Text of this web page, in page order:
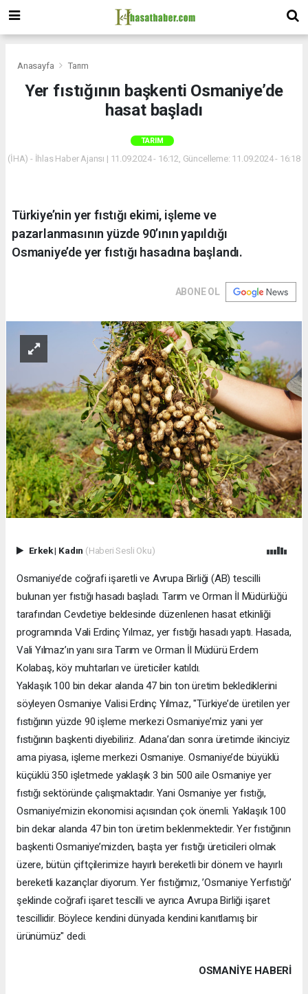
Anasayfa Tarım
Yer fıstığının başkenti Osmaniye’de
hasat başladı
TARIM
(İHA) - İhlas Haber Ajansı | 11.09.2024 - 16:12, Güncelleme: 11.09.2024 - 16:18
Türkiye’nin yer fıstığı ekimi, işleme ve
pazarlanmasının yüzde 90’ının yapıldığı
Osmaniye’de yer fıstığı hasadına başlandı.
ABONE OL
Erkek| Kadın (Haberi Sesli Oku)
Osmaniye’de coğrafi işaretli ve Avrupa Birliği (AB) tescilli
bulunan yer fıstığı hasadı başladı. Tarım ve Orman İl Müdürlüğü
tarafından Cevdetiye beldesinde düzenlenen hasat etkinliği
programında Vali Erdinç Yılmaz, yer fıstığı hasadı yaptı. Hasada,
Vali Yılmaz’ın yanı sıra Tarım ve Orman İl Müdürü Erdem
Kolabaş, köy muhtarları ve üreticiler katıldı.
Yaklaşık 100 bin dekar alanda 47 bin ton üretim beklediklerini
söyleyen Osmaniye Valisi Erdinç Yılmaz, "Türkiye’de üretilen yer
fıstığının yüzde 90 işleme merkezi Osmaniye’miz yani yer
fıstığının başkenti diyebiliriz. Adana’dan sonra üretimde ikinciyiz
ama piyasa, işleme merkezi Osmaniye. Osmaniye’de büyüklü
küçüklü 350 işletmede yaklaşık 3 bin 500 aile Osmaniye yer
fıstığı sektöründe çalışmaktadır. Yani Osmaniye yer fıstığı,
Osmaniye’mizin ekonomisi açısından çok önemli. Yaklaşık 100
bin dekar alanda 47 bin ton üretim beklenmektedir. Yer fıstığının
başkenti Osmaniye’mizden, başta yer fıstığı üreticileri olmak
üzere, bütün çiftçilerimize hayırlı bereketli bir dönem ve hayırlı
bereketli kazançlar diyorum. Yer fıstığımız, ’Osmaniye Yerfıstığı’
şeklinde coğrafi işaret tescilli ve ayrıca Avrupa Birliği işaret
tescillidir. Böylece kendini dünyada kendini kanıtlamış bir
ürünümüz" dedi.
OSMANIYE HABERİ